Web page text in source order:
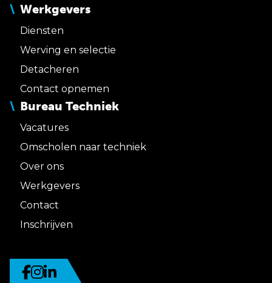
Werkgevers
Diensten
Werving en selectie
Detacheren
Contact opnemen
Bureau Techniek
Vacatures
Omscholen naar techniek
Over ons
Werkgevers
Contact
Inschrijven